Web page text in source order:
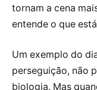
tornam a cena
entende o que
Um exemplo do
perseguição, não
biologia. Mas